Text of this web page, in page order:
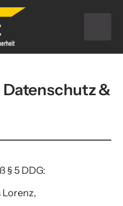
&
§ 5 DDG:
Lorenz,